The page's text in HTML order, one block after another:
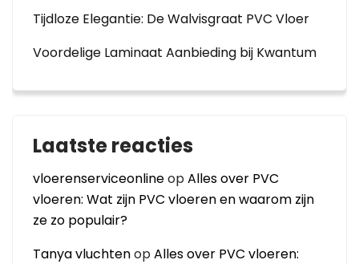
Tijdloze Elegantie: De Walvisgraat PVC Vloer
Voordelige Laminaat Aanbieding bij Kwantum
Laatste reacties
vloerenserviceonlineopAlles over PVC
vloeren: Wat zijn PVC vloeren en waarom zijn
ze zo populair?
Tanya vluchtenopAlles over PVC vloeren: